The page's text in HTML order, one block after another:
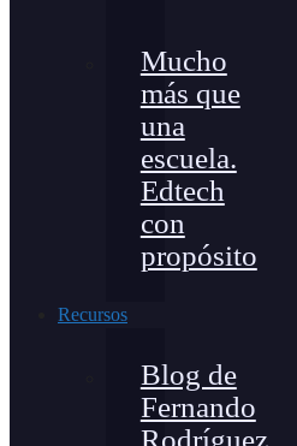
Mucho
más que
una
escuela.
Edtech
con
propósito
Recursos
Blog de
Fernando
Rodríguez